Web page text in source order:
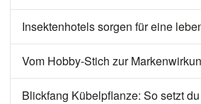
Insektenhotels sorgen für eine
Vom Hobby-Stich zur
Blickfang Kübelpflanze: So setzt